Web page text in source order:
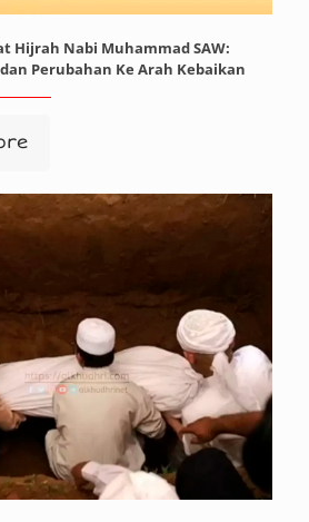
Hijrah Nabi Muhammad SAW:
Perubahan Ke Arah Kebaikan